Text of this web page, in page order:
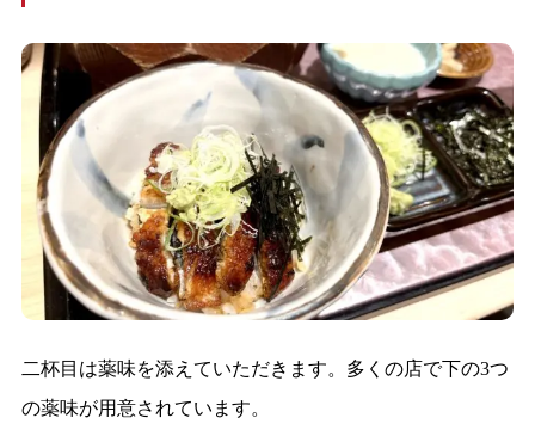
二杯目は薬味を添えていただきます。多くの店で下の3つ
の薬味が用意されています。